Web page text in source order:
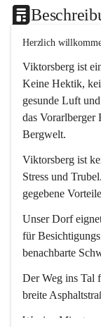
Herzlich
Viktorsberg ist
Keine Hektik,
gesunde Luft
das
Bergwelt.
Viktorsberg ist
Stress und
gegebene
Unser Dorf
für
benachbarte
Der Weg ins Tal
breite
Wenige Minuten